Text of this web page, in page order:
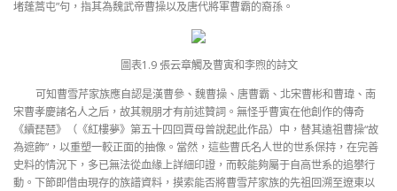
堵蓬蒿屯”句，指其為魏武帝曹操以及唐代將軍曹霸的裔孫。
圖表1.9 張云章觸及曹寅和李煦的詩文
可知曹雪芹家族應自認是漢曹參、魏曹操、唐曹霸、北宋曹彬和曹瑋、南
宋曹孝慶諸名人之后，故其親朋才有前述贊詞。無怪乎曹寅在他創作的傳奇
《續琵琶》（《紅樓夢》第五十四回賈母曾說起此作品）中，替其遠祖曹操“故
為遮飾”，以重塑一較正面的抽像。當然，這些曹氏名人世的世系保持，在完善
史料的情況下，多已無法從血緣上詳細印證，而較能夠屬于自高世系的追攀行
動。下節即借由現存的族譜資料，摸索能否將曹雪芹家族的先祖回溯至遼東以